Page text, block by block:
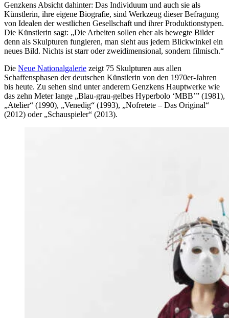
Genzkens Absicht dahinter: Das Individuum und auch sie als
Künstlerin, ihre eigene Biografie, sind Werkzeug dieser Befragung
von Idealen der westlichen Gesellschaft und ihrer Produktionstypen.
Die Künstlerin sagt: „Die Arbeiten sollen eher als bewegte Bilder
denn als Skulpturen fungieren, man sieht aus jedem Blickwinkel ein
neues Bild. Nichts ist starr oder zweidimensional, sondern filmisch.“
Die Neue Nationalgalerie zeigt 75 Skulpturen aus allen
Schaffensphasen der deutschen Künstlerin von den 1970er-Jahren
bis heute. Zu sehen sind unter anderem Genzkens Hauptwerke wie
das zehn Meter lange „Blau-grau-gelbes Hyperbolo ‘MBB’” (1981),
„Atelier“ (1990), „Venedig“ (1993), „Nofretete – Das Original“
(2012) oder „Schauspieler“ (2013).